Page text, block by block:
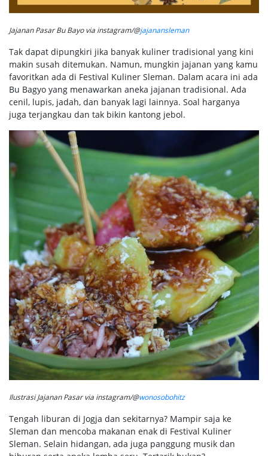
Jajanan Pasar Bu Bayo via instagram/@jajanansleman
Tak dapat dipungkiri jika banyak kuliner tradisional yang kini
makin susah ditemukan. Namun, mungkin jajanan yang kamu
favoritkan ada di Festival Kuliner Sleman. Dalam acara ini ada
Bu Bagyo yang menawarkan aneka jajanan tradisional. Ada
cenil, lupis, jadah, dan banyak lagi lainnya. Soal harganya
juga terjangkau dan tak bikin kantong jebol.
Ilustrasi Jajanan Pasar via instagram/@wonosobohitz
Tengah liburan di Jogja dan sekitarnya? Mampir saja ke
Sleman dan mencoba makanan enak di Festival Kuliner
Sleman. Selain hidangan, ada juga panggung musik dan